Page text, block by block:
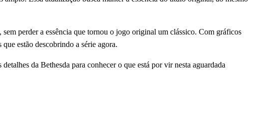
perder a essência que tornou o jogo original um clássico. Com gráficos
estão descobrindo a série agora.
da Bethesda para conhecer o que está por vir nesta aguardada